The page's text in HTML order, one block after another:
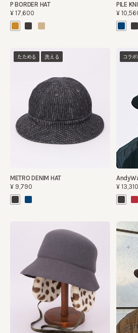
P BORDER HAT
¥17,600
PILE
たためる 洗える
METRO DENIM HAT
¥9,790
コラボ
¥13,310